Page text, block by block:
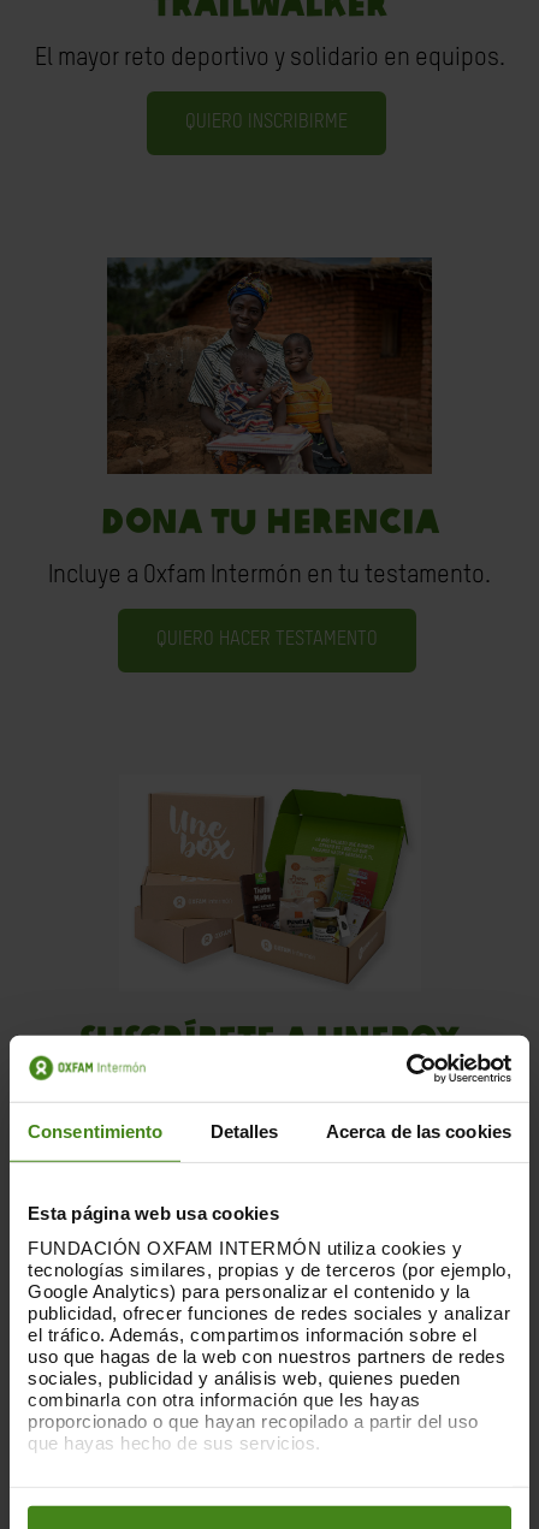
Consentimiento Detalles Acerca de las cookies
Esta página web usa cookies
FUNDACIÓN OXFAM INTERMÓN utiliza cookies y
tecnologías similares, propias y de terceros (por ejemplo,
Google Analytics) para personalizar el contenido y la
publicidad, ofrecer funciones de redes sociales y analizar
el tráfico. Además, compartimos información sobre el
uso que hagas de la web con nuestros partners de redes
sociales, publicidad y análisis web, quienes pueden
combinarla con otra información que les hayas
proporcionado o que hayan recopilado a partir del uso
que hayas hecho de sus servicios.
preferencias accediendo a nuestraPolítica de Cookieso
El mayor reto deportivo y solidario en equipos.
QUIERO INSCRIBIRME
DONA TU HERENCIA
Incluye a Oxfam Intermón en tu testamento.
QUIERO HACER TESTAMENTO
SUSCRÍBETE A UNEBOX
productos de comercio justo y consumo
QUIERO SUSCRIBIRME